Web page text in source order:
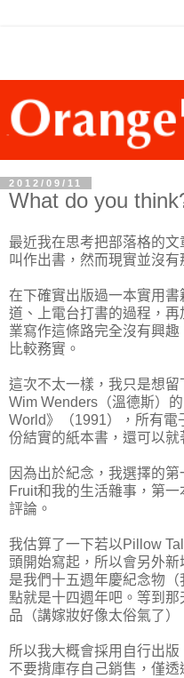
2012/09/11
What do you
最近我在思考把部落格的
叫作出書，然而現實並沒有
在下確實出版過一本實用
道、上電台打書的過程，
業寫作這條路完全沒有興
比較務實。
這次不太一樣，我只是想
Wim Wenders（溫德斯）
World》（1991），所有電
份結實的紙本書，還可以就
因為出於紀念，我選擇的
Fruit和我的生活雜事，第
評論。
我估算了一下若以Pillow
頭開始寫起，所以會另外
是我們十五週年慶紀念物
點就是十四週年吧。等到
品（講嫁妝好像太俗氣了）
所以我大概會採用自行出
不要揹庫存自己銷售，僅